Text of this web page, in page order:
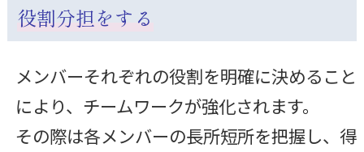
役割分担をする
メンバーそれぞれの役割を明確に決めること
により、チームワークが強化されます。
その際は各メンバーの長所短所を把握し、得